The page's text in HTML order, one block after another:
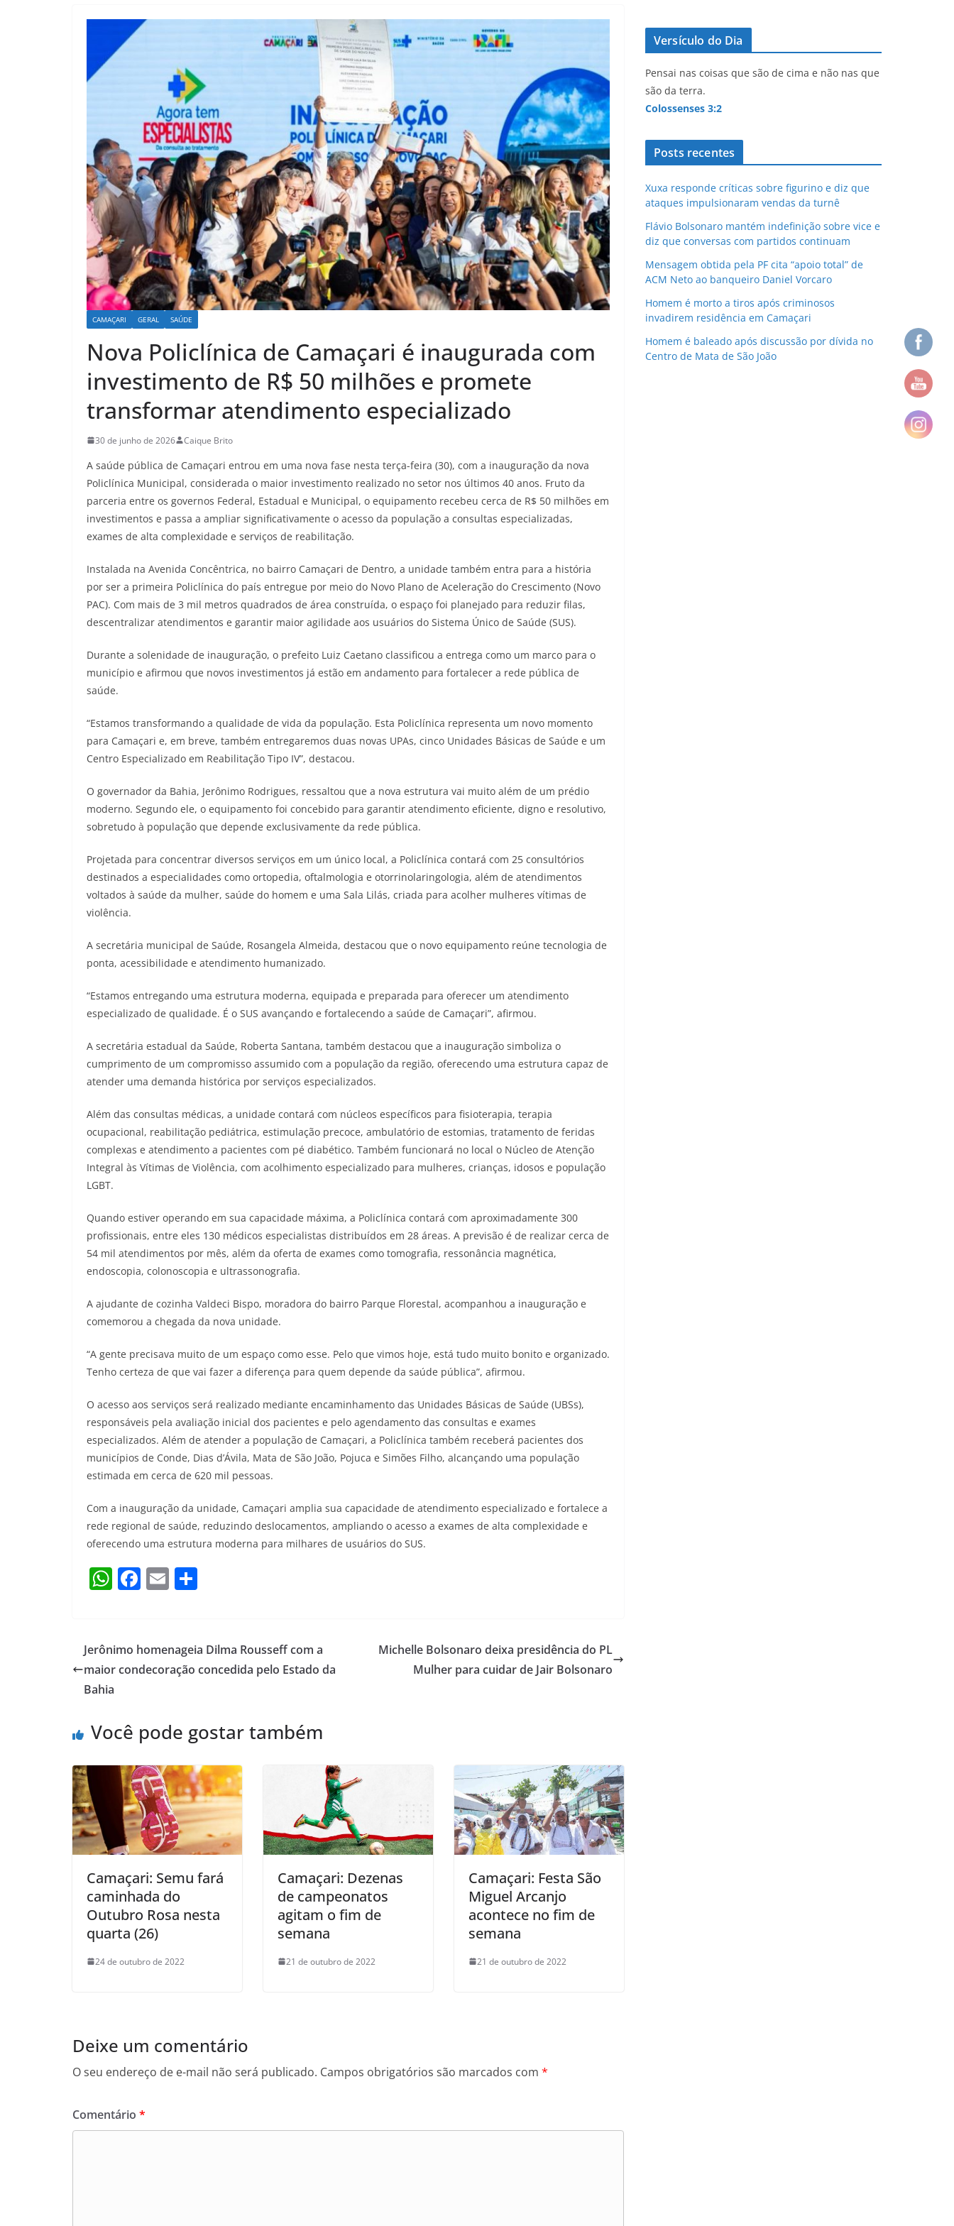
CAMAÇARI GERAL SAÚDE
Nova Policlínica de Camaçari é inaugurada com
investimento de R$ 50 milhões e promete
transformar atendimento especializado
30 de junho de 2026 Caique Brito
A saúde pública de Camaçari entrou em uma nova fase nesta terça-feira (30), com a inauguração da nova
Policlínica Municipal, considerada o maior investimento realizado no setor nos últimos 40 anos. Fruto da
parceria entre os governos Federal, Estadual e Municipal, o equipamento recebeu cerca de R$ 50 milhões em
investimentos e passa a ampliar significativamente o acesso da população a consultas especializadas,
exames de alta complexidade e serviços de reabilitação.
Instalada na Avenida Concêntrica, no bairro Camaçari de Dentro, a unidade também entra para a história
por ser a primeira Policlínica do país entregue por meio do Novo Plano de Aceleração do Crescimento (Novo
PAC). Com mais de 3 mil metros quadrados de área construída, o espaço foi planejado para reduzir filas,
descentralizar atendimentos e garantir maior agilidade aos usuários do Sistema Único de Saúde (SUS).
Durante a solenidade de inauguração, o prefeito Luiz Caetano classificou a entrega como um marco para o
município e afirmou que novos investimentos já estão em andamento para fortalecer a rede pública de
saúde.
“Estamos transformando a qualidade de vida da população. Esta Policlínica representa um novo momento
para Camaçari e, em breve, também entregaremos duas novas UPAs, cinco Unidades Básicas de Saúde e um
Centro Especializado em Reabilitação Tipo IV”, destacou.
O governador da Bahia, Jerônimo Rodrigues, ressaltou que a nova estrutura vai muito além de um prédio
moderno. Segundo ele, o equipamento foi concebido para garantir atendimento eficiente, digno e resolutivo,
sobretudo à população que depende exclusivamente da rede pública.
Projetada para concentrar diversos serviços em um único local, a Policlínica contará com 25 consultórios
destinados a especialidades como ortopedia, oftalmologia e otorrinolaringologia, além de atendimentos
voltados à saúde da mulher, saúde do homem e uma Sala Lilás, criada para acolher mulheres vítimas de
violência.
A secretária municipal de Saúde, Rosangela Almeida, destacou que o novo equipamento reúne tecnologia de
ponta, acessibilidade e atendimento humanizado.
“Estamos entregando uma estrutura moderna, equipada e preparada para oferecer um atendimento
especializado de qualidade. É o SUS avançando e fortalecendo a saúde de Camaçari”, afirmou.
A secretária estadual da Saúde, Roberta Santana, também destacou que a inauguração simboliza o
cumprimento de um compromisso assumido com a população da região, oferecendo uma estrutura capaz de
atender uma demanda histórica por serviços especializados.
Além das consultas médicas, a unidade contará com núcleos específicos para fisioterapia, terapia
ocupacional, reabilitação pediátrica, estimulação precoce, ambulatório de estomias, tratamento de feridas
complexas e atendimento a pacientes com pé diabético. Também funcionará no local o Núcleo de Atenção
Integral às Vítimas de Violência, com acolhimento especializado para mulheres, crianças, idosos e população
LGBT.
Quando estiver operando em sua capacidade máxima, a Policlínica contará com aproximadamente 300
profissionais, entre eles 130 médicos especialistas distribuídos em 28 áreas. A previsão é de realizar cerca de
54 mil atendimentos por mês, além da oferta de exames como tomografia, ressonância magnética,
endoscopia, colonoscopia e ultrassonografia.
A ajudante de cozinha Valdeci Bispo, moradora do bairro Parque Florestal, acompanhou a inauguração e
comemorou a chegada da nova unidade.
“A gente precisava muito de um espaço como esse. Pelo que vimos hoje, está tudo muito bonito e organizado.
Tenho certeza de que vai fazer a diferença para quem depende da saúde pública”, afirmou.
O acesso aos serviços será realizado mediante encaminhamento das Unidades Básicas de Saúde (UBSs),
responsáveis pela avaliação inicial dos pacientes e pelo agendamento das consultas e exames
especializados. Além de atender a população de Camaçari, a Policlínica também receberá pacientes dos
municípios de Conde, Dias d’Ávila, Mata de São João, Pojuca e Simões Filho, alcançando uma população
estimada em cerca de 620 mil pessoas.
Com a inauguração da unidade, Camaçari amplia sua capacidade de atendimento especializado e fortalece a
rede regional de saúde, reduzindo deslocamentos, ampliando o acesso a exames de alta complexidade e
oferecendo uma estrutura moderna para milhares de usuários do SUS.
W
s
A
p
F
e
b
k
E
l e
Jerônimo homenageia Dilma Rousseff com a
maior condecoração concedida pelo Estado da
Bahia
Michelle Bolsonaro deixa presidência do PL
Mulher para cuidar de Jair Bolsonaro
Você pode gostar também
Camaçari: Semu fará
caminhada do
Outubro Rosa nesta
quarta (26)
24 de outubro de 2022
Camaçari: Dezenas
de campeonatos
agitam o fim de
semana
21 de outubro de 2022
Camaçari: Festa São
Miguel Arcanjo
acontece no fim de
semana
21 de outubro de 2022
Deixe um comentário
O seu endereço de e-mail não será publicado. Campos obrigatórios são marcados com *
Comentário *
Versículo do Dia
Pensai nas coisas que são de cima e não nas que
são da terra.
Colossenses 3:2
Posts recentes
Xuxa responde críticas sobre figurino e diz que
ataques impulsionaram vendas da turnê
Flávio Bolsonaro mantém indefinição sobre vice e
diz que conversas com partidos continuam
Mensagem obtida pela PF cita “apoio total” de
ACM Neto ao banqueiro Daniel Vorcaro
Homem é morto a tiros após criminosos
invadirem residência em Camaçari
Homem é baleado após discussão por dívida no
Centro de Mata de São João